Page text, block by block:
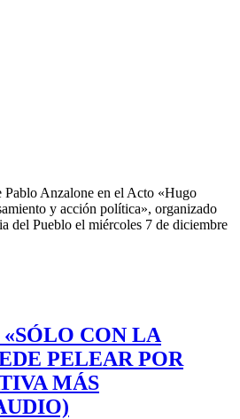
Pablo Anzalone en el Acto «Hugo
y acción política», organizado
del Pueblo el miércoles 7 de diciembre
«SÓLO CON LA
PELEAR POR
MÁS